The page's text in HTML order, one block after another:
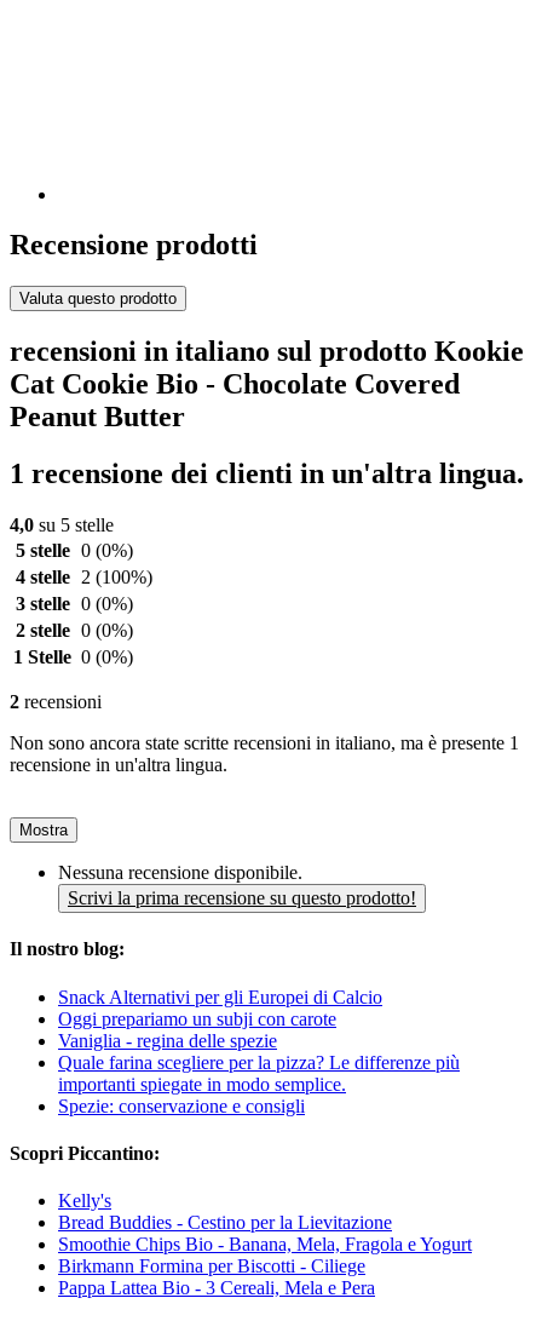
Recensione prodotti
Valuta questo prodotto
recensioni in italiano sul prodotto Kookie
Cat Cookie Bio - Chocolate Covered
Peanut Butter
1 recensione dei clienti in un'altra lingua.
4,0 su 5 stelle
5 stelle 0 (0%)
4 stelle
2 (100%)
3 stelle 0 (0%)
2 stelle 0 (0%)
1 Stelle 0 (0%)
2 recensioni
Non sono ancora state scritte recensioni in italiano, ma è presente 1
recensione in un'altra lingua.
Mostra
Nessuna recensione disponibile.
Scrivi la prima recensione su questo prodotto!
Il nostro blog:
Snack Alternativi per gli Europei di Calcio
Oggi prepariamo un subji con carote
Vaniglia - regina delle spezie
Quale farina scegliere per la pizza? Le differenze più
importanti spiegate in modo semplice.
Spezie: conservazione e consigli
Scopri Piccantino:
Kelly's
Bread Buddies - Cestino per la Lievitazione
Smoothie Chips Bio - Banana, Mela, Fragola e Yogurt
Birkmann Formina per Biscotti - Ciliege
Pappa Lattea Bio - 3 Cereali, Mela e Pera